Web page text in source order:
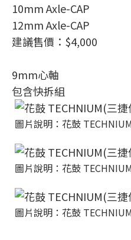
10mm Axle-CAP
12mm Axle-CAP
建議售價：$4,000
9mm心軸
包含快拆組
圖片說明：花鼓
圖片說明：花鼓
圖片說明：花鼓